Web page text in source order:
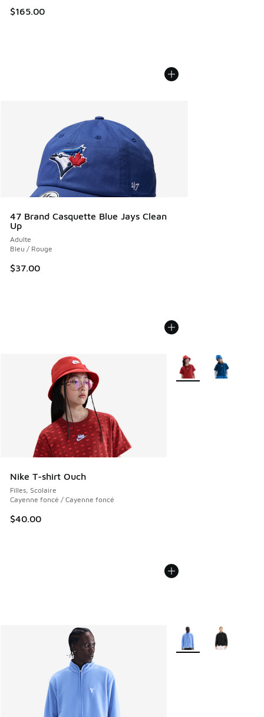
$165.00
47 Brand Casquette Blue Jays Clean
Up
Adulte
Bleu / Rouge
$37.00
Nike T-shirt Ouch
Filles, Scolaire
Cayenne foncé / Cayenne foncé
$40.00
Plus de couleurs
Plus de couleurs